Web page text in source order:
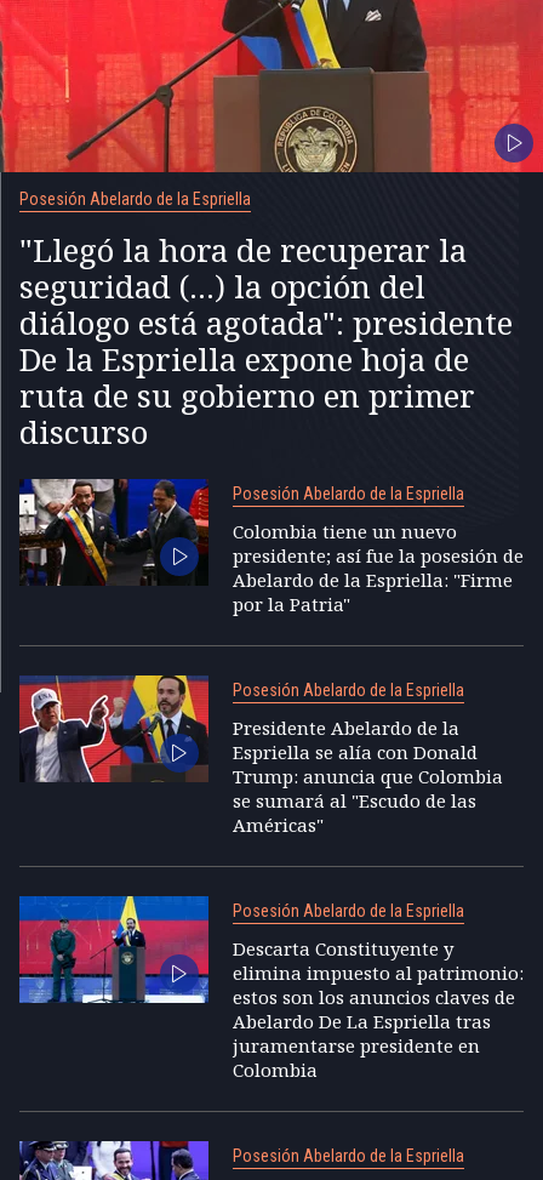
Posesión Abelardo de la Espriella
"Llegó la hora de recuperar la
seguridad (...) la opción del
diálogo está agotada": presidente
De la Espriella expone hoja de
ruta de su gobierno en primer
discurso
Posesión Abelardo de la Espriella
Colombia tiene un nuevo
presidente; así fue la posesión de
Abelardo de la Espriella: "Firme
por la Patria"
Posesión Abelardo de la Espriella
Presidente Abelardo de la
Espriella se alía con Donald
Trump: anuncia que Colombia
se sumará al "Escudo de las
Américas"
Posesión Abelardo de la Espriella
Descarta Constituyente y
elimina impuesto al patrimonio:
estos son los anuncios claves de
Abelardo De La Espriella tras
juramentarse presidente en
Colombia
Posesión Abelardo de la Espriella